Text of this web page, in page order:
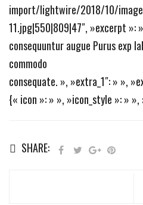
import/lightwire/2018/10/
11.jpg|550|809|47″, »excerpt »:
consequuntur augue Purus exp
commodo
consequate. », »extra_1″: » »,
{« icon »: » », »icon_style »: »
SHARE: